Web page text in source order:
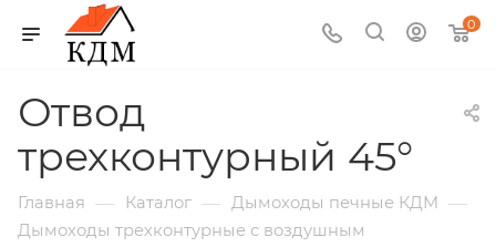
0
Отвод
трехконтурный 45°
Главная — Каталог — Дымоходы печные КДМ —
Дымоходы трехконтурные с воздушным